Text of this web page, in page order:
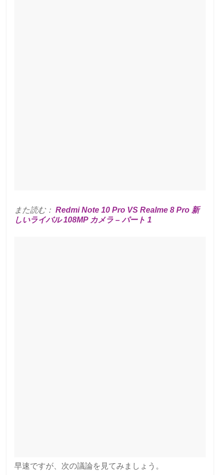
また読む： Redmi Note 10 Pro VS Realme 8 Pro 新
しいライバル 108MP カメラ – パート 1
早速ですが、次の議論を見てみましょう。